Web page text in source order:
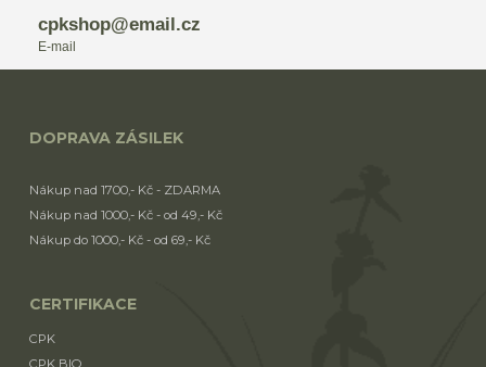
cpkshop@email.cz
E-mail
DOPRAVA ZÁSILEK
Nákup nad 1700,- Kč - ZDARMA
Nákup nad 1000,- Kč - od 49,- Kč
Nákup do 1000,- Kč - od 69,- Kč
CERTIFIKACE
CPK
CPK BIO